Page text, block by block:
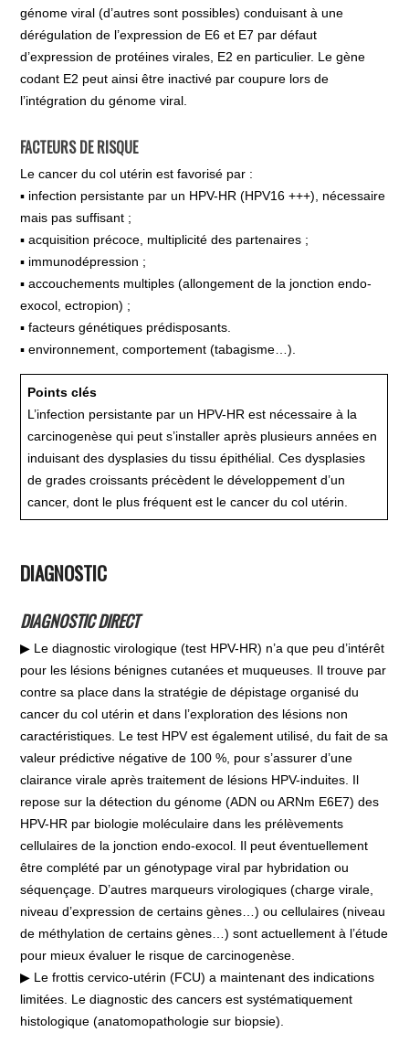
génome viral (d’autres sont possibles) conduisant à une
dérégulation de l’expression de E6 et E7 par défaut
d’expression de protéines virales, E2 en particulier. Le gène
codant E2 peut ainsi être inactivé par coupure lors de
l’intégration du génome viral.
FACTEURS DE RISQUE
Le cancer du col utérin est favorisé par :
▪ infection persistante par un HPV-HR (HPV16 +++), nécessaire
mais pas suffisant ;
▪ acquisition précoce, multiplicité des partenaires ;
▪ immunodépression ;
▪ accouchements multiples (allongement de la jonction endo-
exocol, ectropion) ;
▪ facteurs génétiques prédisposants.
▪ environnement, comportement (tabagisme…).
Points clés
L’infection persistante par un HPV-HR est nécessaire à la
carcinogenèse qui peut s’installer après plusieurs années en
induisant des dysplasies du tissu épithélial. Ces dysplasies
de grades croissants précèdent le développement d’un
cancer, dont le plus fréquent est le cancer du col utérin.
DIAGNOSTIC
DIAGNOSTIC DIRECT
▶ Le diagnostic virologique (test HPV-HR) n’a que peu d’intérêt
pour les lésions bénignes cutanées et muqueuses. Il trouve par
contre sa place dans la stratégie de dépistage organisé du
cancer du col utérin et dans l’exploration des lésions non
caractéristiques. Le test HPV est également utilisé, du fait de sa
valeur prédictive négative de 100 %, pour s’assurer d’une
clairance virale après traitement de lésions HPV-induites. Il
repose sur la détection du génome (ADN ou ARNm E6E7) des
HPV-HR par biologie moléculaire dans les prélèvements
cellulaires de la jonction endo-exocol. Il peut éventuellement
être complété par un génotypage viral par hybridation ou
séquençage. D’autres marqueurs virologiques (charge virale,
niveau d’expression de certains gènes…) ou cellulaires (niveau
de méthylation de certains gènes…) sont actuellement à l’étude
pour mieux évaluer le risque de carcinogenèse.
▶ Le frottis cervico-utérin (FCU) a maintenant des indications
limitées. Le diagnostic des cancers est systématiquement
histologique (anatomopathologie sur biopsie).